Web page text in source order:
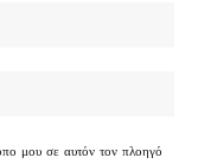
μου σε αυτόν τον πλοηγό